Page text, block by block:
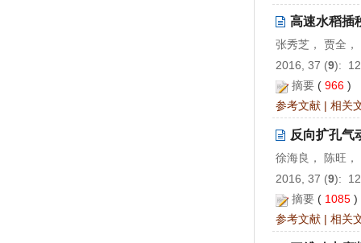
高速水稻插
张秀芝， 贾全
2016, 37 (9):
摘要 ( 966 )
参考文献 | 相关
反向扩孔气
徐海良， 陈旺
2016, 37 (9):
摘要 ( 1085
参考文献 | 相关